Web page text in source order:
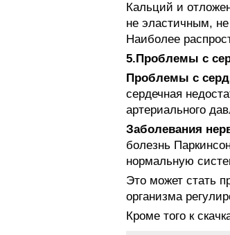
Кальций и
не эластичным,
Наиболее
5.Проблемы с
Проблемы с
сердечная
артериального
Заболевания
болезнь
нормальную
Это может стать
организма
Кроме того к